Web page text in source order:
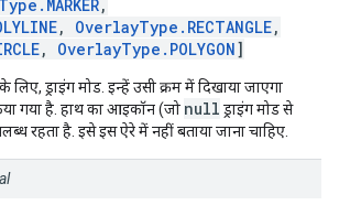
,
, OverlayType.RECTANGLE,
, OverlayType.POLYGON]
लिए, ड्राइंग मोड. इन्हें उसी क्रम में दिखाया जाएगा
गया है. हाथ का आइकॉन (जो null ड्राइंग मोड से
रहता है. इसे इस ऐरे में नहीं बताया जाना चाहिए.